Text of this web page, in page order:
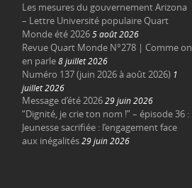
Les mesures du gouvernement Arizona
– Lettre Université populaire Quart
Monde été 2026 5 août 2026
Revue Quart Monde N°278 | Comme on
en parle 8 juillet 2026
Numéro 137 (juin 2026 à août 2026) 1
juillet 2026
Message d’été 2026 29 juin 2026
“Dignité, je crie ton nom !” – épisode 36 :
Jeunesse sacrifiée : l’engagement face
aux inégalités 29 juin 2026